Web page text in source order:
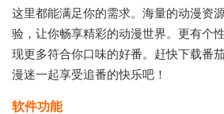
这里都能满足你的需求。海量的动漫资
验，让你畅享精彩的动漫世界。更有个
现更多符合你口味的好番。赶快下载番
漫迷一起享受追番的快乐吧！
软件功能